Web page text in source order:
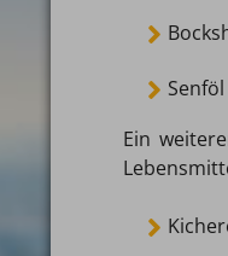
Senföl
Ein